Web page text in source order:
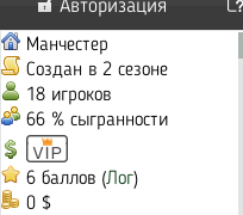
Авторизация
Манчестер
Создан в 2 сезоне
18 игроков
66 % сыгранности
6 баллов (Лог)
0 $